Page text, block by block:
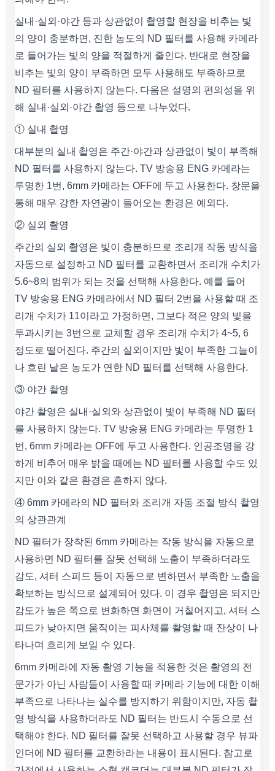
실내·실외·야간 등과 상관없이 촬영할 현장을 비추는 빛
의 양이 충분하면, 진한 농도의 ND 필터를 사용해 카메라
로 들어가는 빛의 양을 적절하게 줄인다. 반대로 현장을
비추는 빛의 양이 부족하면 모두 사용해도 부족하므로
ND 필터를 사용하지 않는다. 다음은 설명의 편의성을 위
해 실내·실외·야간 촬영 등으로 나누었다.
① 실내 촬영
대부분의 실내 촬영은 주간·야간과 상관없이 빛이 부족해
ND 필터를 사용하지 않는다. TV 방송용 ENG 카메라는
투명한 1번, 6mm 카메라는 OFF에 두고 사용한다. 창문을
통해 매우 강한 자연광이 들어오는 환경은 예외다.
② 실외 촬영
주간의 실외 촬영은 빛이 충분하므로 조리개 작동 방식을
자동으로 설정하고 ND 필터를 교환하면서 조리개 수치가
5.6~8의 범위가 되는 것을 선택해 사용한다. 예를 들어
TV 방송용 ENG 카메라에서 ND 필터 2번을 사용할 때 조
리개 수치가 11이라고 가정하면, 그보다 적은 양의 빛을
투과시키는 3번으로 교체할 경우 조리개 수치가 4~5, 6
정도로 떨어진다. 주간의 실외이지만 빛이 부족한 그늘이
나 흐린 날은 농도가 연한 ND 필터를 선택해 사용한다.
③ 야간 촬영
야간 촬영은 실내·실외와 상관없이 빛이 부족해 ND 필터
를 사용하지 않는다. TV 방송용 ENG 카메라는 투명한 1
번, 6mm 카메라는 OFF에 두고 사용한다. 인공조명을 강
하게 비추어 매우 밝을 때에는 ND 필터를 사용할 수도 있
지만 이와 같은 환경은 흔하지 않다.
④ 6mm 카메라의 ND 필터와 조리개 자동 조절 방식 촬영
의 상관관계
ND 필터가 장착된 6mm 카메라는 작동 방식을 자동으로
사용하면 ND 필터를 잘못 선택해 노출이 부족하더라도
감도, 셔터 스피드 등이 자동으로 변하면서 부족한 노출을
확보하는 방식으로 설계되어 있다. 이 경우 촬영은 되지만
감도가 높은 쪽으로 변화하면 화면이 거칠어지고, 셔터 스
피드가 낮아지면 움직이는 피사체를 촬영할 때 잔상이 나
타나며 흐리게 보일 수 있다.
6mm 카메라에 자동 촬영 기능을 적용한 것은 촬영의 전
문가가 아닌 사람들이 사용할 때 카메라 기능에 대한 이해
부족으로 나타나는 실수를 방지하기 위함이지만, 자동 촬
영 방식을 사용하더라도 ND 필터는 반드시 수동으로 선
택해야 한다. ND 필터를 잘못 선택하고 사용할 경우 뷰파
인더에 ND 필터를 교환하라는 내용이 표시된다. 참고로